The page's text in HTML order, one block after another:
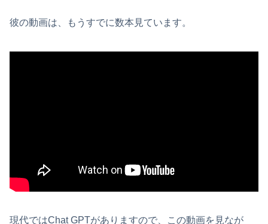
彼の動画は、もうすでに数本見ています。
現代ではChat GPTがありますので、この動画を見なが